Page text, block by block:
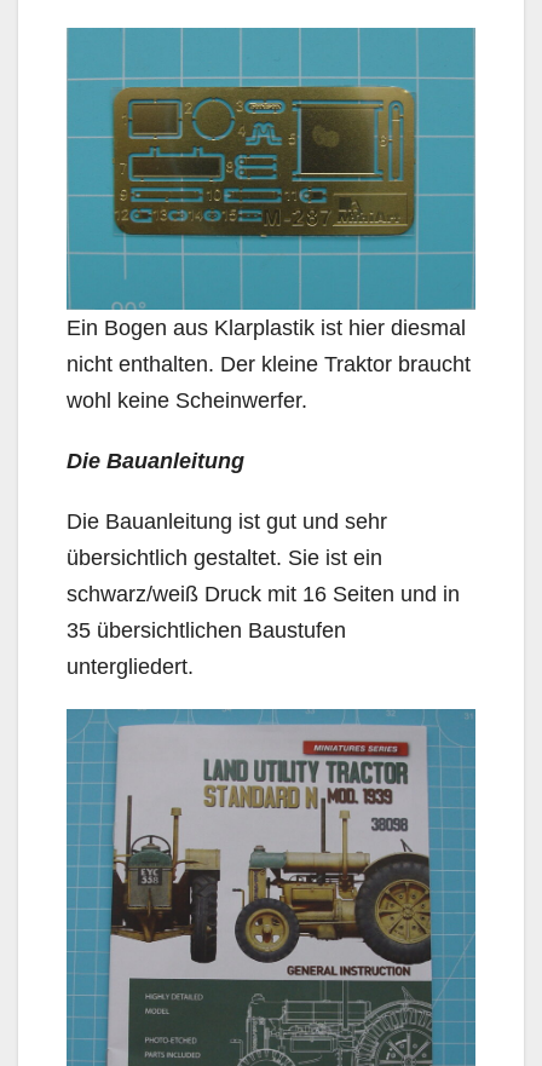
Ein Bogen aus Klarplastik ist hier diesmal
nicht enthalten. Der kleine Traktor braucht
wohl keine Scheinwerfer.
Die Bauanleitung
Die Bauanleitung ist gut und sehr
übersichtlich gestaltet. Sie ist ein
schwarz/weiß Druck mit 16 Seiten und in
35 übersichtlichen Baustufen
untergliedert.